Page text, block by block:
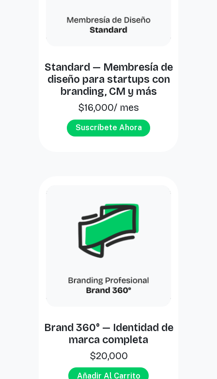
Standard — Membresía de
diseño para startups con
branding, CM y más
$16,000/ mes
Suscríbete Ahora
Brand 360° — Identidad de
marca completa
$20,000
Añadir Al Carrito